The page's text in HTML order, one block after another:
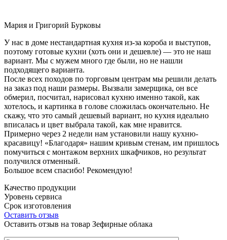
Мария и Григорий Бурковы
У нас в доме нестандартная кухня из-за короба и выступов,
поэтому готовые кухни (хоть они и дешевле) — это не наш
вариант. Мы с мужем много где были, но не нашли
подходящего варианта.
После всех походов по торговым центрам мы решили делать
на заказ под наши размеры. Вызвали замерщика, он все
обмерил, посчитал, нарисовал кухню именно такой, как
хотелось, и картинка в голове сложилась окончательно. Не
скажу, что это самый дешевый вариант, но кухня идеально
вписалась и цвет выбрала такой, как мне нравится.
Примерно через 2 недели нам установили нашу кухню-
красавицу! «Благодаря» нашим кривым стенам, им пришлось
помучиться с монтажом верхних шкафчиков, но результат
получился отменный.
Большое всем спасибо! Рекомендую!
Качество продукции
Уровень сервиса
Срок изготовления
Оставить отзыв
Оставить отзыв на товар Зефирные облака